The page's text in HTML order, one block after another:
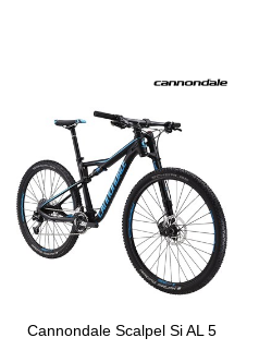
Cannondale Scalpel Si AL 5